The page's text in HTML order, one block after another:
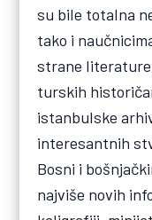
su bile totalna
tako i
strane
turskih
istanbulske
interesantnih
Bosni i
najviše novih